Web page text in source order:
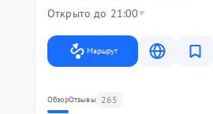
Открыто до 21:00
Маршрут
ОбзорОтзывы 265